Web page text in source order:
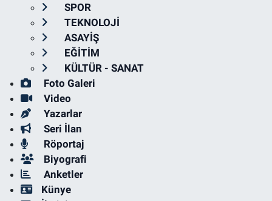
SPOR
TEKNOLOJİ
ASAYİŞ
EĞİTİM
KÜLTÜR - SANAT
Foto Galeri
Video
Yazarlar
Seri İlan
Röportaj
Biyografi
Anketler
Künye